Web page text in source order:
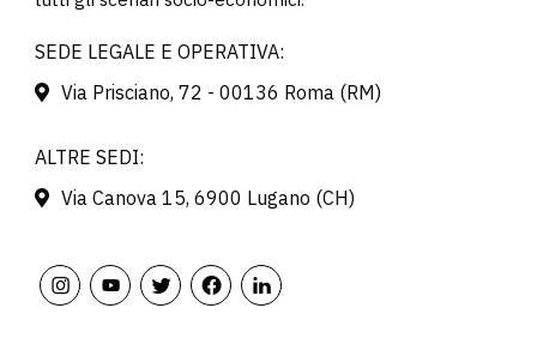
SEDE LEGALE E OPERATIVA:
Via Prisciano, 72 - 00136 Roma (RM)
ALTRE SEDI:
Via Canova 15, 6900 Lugano (CH)